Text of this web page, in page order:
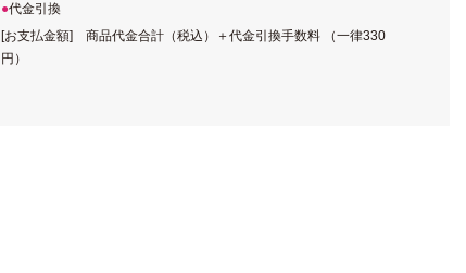
代金引換
[お支払金額] 商品代金合計（税込）＋代金引換手数料 （一律330
円）